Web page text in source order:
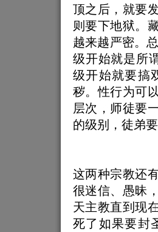
顶之后，就要
则要下地狱。
越来越严密。
级开始就是所
级开始就要搞
秽。性行为可
层次，师徒要
的级别，徒弟
这两种宗教还
很迷信、愚昧
天主教直到现
死了如果要封